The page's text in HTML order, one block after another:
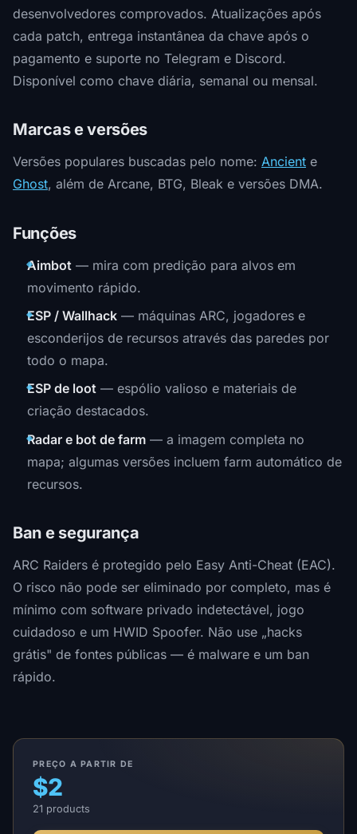
desenvolvedores comprovados. Atualizações após
cada patch, entrega instantânea da chave após o
pagamento e suporte no Telegram e Discord.
Disponível como chave diária, semanal ou mensal.
Marcas e versões
Versões populares buscadas pelo nome: Ancient e
Ghost, além de Arcane, BTG, Bleak e versões DMA.
Funções
Aimbot — mira com predição para alvos em
movimento rápido.
ESP / Wallhack — máquinas ARC, jogadores e
esconderijos de recursos através das paredes por
todo o mapa.
ESP de loot — espólio valioso e materiais de
criação destacados.
Radar e bot de farm — a imagem completa no
mapa; algumas versões incluem farm automático de
recursos.
Ban e segurança
ARC Raiders é protegido pelo Easy Anti-Cheat (EAC).
O risco não pode ser eliminado por completo, mas é
mínimo com software privado indetectável, jogo
cuidadoso e um HWID Spoofer. Não use „hacks
grátis" de fontes públicas — é malware e um ban
rápido.
PREÇO A PARTIR DE
$2
21 products